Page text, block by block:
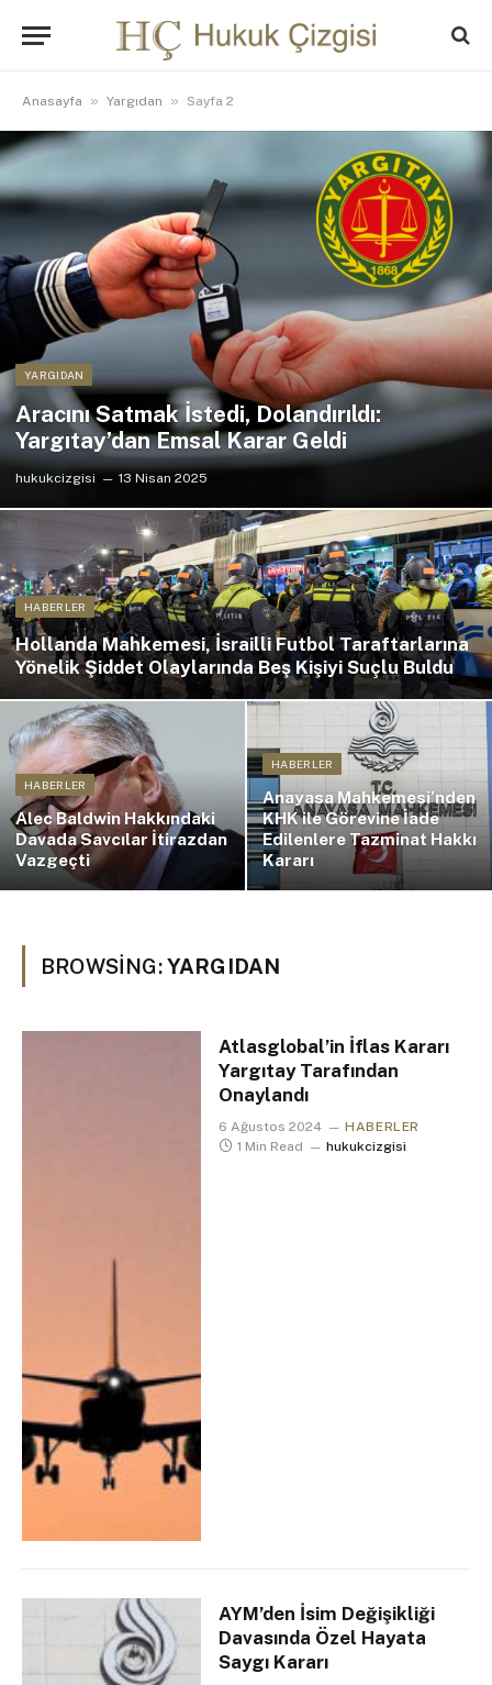
Anasayfa » Yargıdan » Sayfa 2
YARGIDAN
Aracını Satmak İstedi, Dolandırıldı:
Yargıtay’dan Emsal Karar Geldi
hukukcizgisi 13 Nisan 2025
HABERLER
Hollanda Mahkemesi, İsrailli Futbol Taraftarlarına
Yönelik Şiddet Olaylarında Beş Kişiyi Suçlu Buldu
HABERLER
Alec Baldwin Hakkındaki
Davada Savcılar İtirazdan
Vazgeçti
HABERLER
Anayasa Mahkemesi’nden
KHK ile Görevine İade
Edilenlere Tazminat Hakkı
Kararı
BROWSING:YARGIDAN
Atlasglobal’in İflas Kararı
Yargıtay Tarafından
Onaylandı
6 Ağustos 2024
HABERLER
1 Min Read
hukukcizgisi
AYM’den İsim Değişikliği
Davasında Özel Hayata
Saygı Kararı